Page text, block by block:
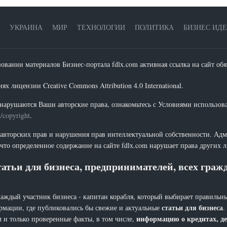
УКРАИНА МИР ТЕХНОЛОГИИ ПОЛИТИКА БИЗНЕС
материалов Бизнес-портала fdlx.com активная ссылка на сайт
лицензии Creative Commons Attribution 4.0 International.
Ваши авторские права, ознакомьтесь с Условиями
copyright.
прав и нарушения прав интеллектуальной собственности.
определенное содержание на сайте fdlx.com нарушает права других
для бизнеса, предпринимателей, всех
участник бизнеса - капитан корабля, который выбирает
где публиковались бы свежие и актуальные статьи для бизнеса.
только проверенные факты, в том числе, информацию о кредитах,